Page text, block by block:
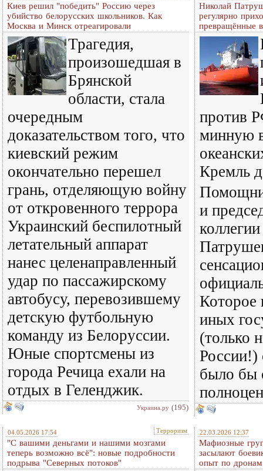
Киев решил "победить" Россию через
убийство белорусских школьников. Как
Москва и Минск отреагировали
Трагедия,
произошедшая в
Брянской
области, стала
очередным
доказательством того, что
киевский режим
окончательно перешел
грань, отделяющую войну
от откровенного террора
Украинский беспилотный
летательный аппарат
нанес целенаправленный
удар по пассажирскому
автобусу, перевозившему
детскую футбольную
команду из Белоруссии.
Юные спортсмены из
города Речица ехали на
отдых в Геленджик.
Украина.ру (195)
Николай
регулярно
превращённые
против
минную
Кремль
и
Которое
иных
(только
России!)
было бы
04.05.2026 17:54 Терроризм
"С вашими деньгами и нашими мозгами
теперь возможно всё": новые подробности
подрыва "Северных потоков"
22.03.2026 12:37
Мафиозные
засылают
опыт по дронам